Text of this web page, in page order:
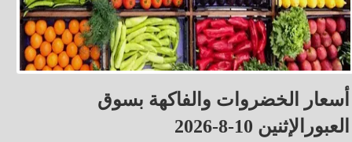
أسعار الخضروات والفاكهة بسوق
العبورالإثنين 10-8-2026